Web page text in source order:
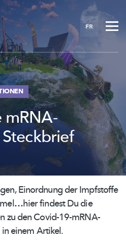
FR
Einordnung der Impfstoffe
findest Du die
zu den Covid-19-mRNA-
in einem Artikel.